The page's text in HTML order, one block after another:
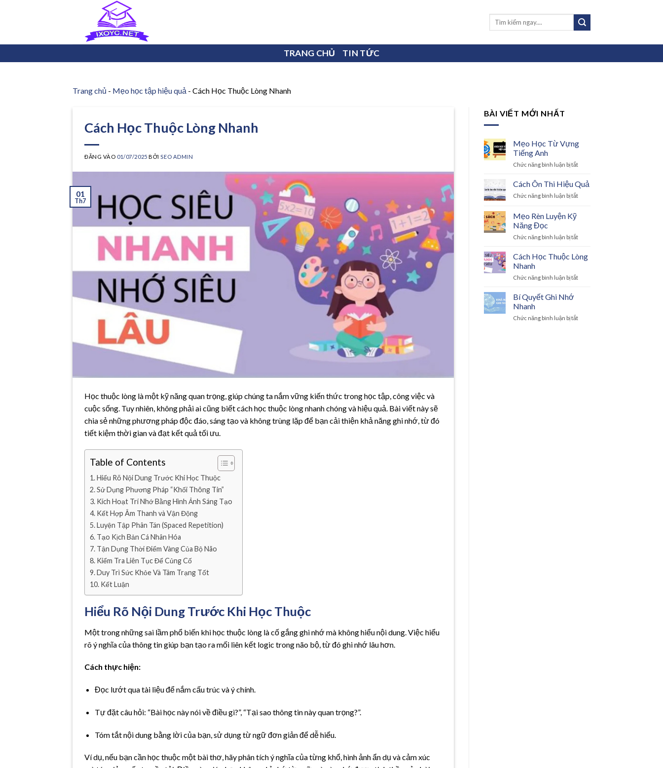
dung
TRANG CHỦ TIN TỨC
Trang chủ - Mẹo học tập hiệu quả - Cách Học Thuộc Lòng Nhanh
Cách Học Thuộc Lòng Nhanh
ĐĂNG VÀO 01/07/2025 BỞISEO ADMIN
01
Th7
Học thuộc lòng là một kỹ năng quan trọng, giúp chúng ta nắm vững kiến thức trong học tập, công việc và
cuộc sống. Tuy nhiên, không phải ai cũng biết cách học thuộc lòng nhanh chóng và hiệu quả. Bài viết này sẽ
chia sẻ những phương pháp độc đáo, sáng tạo và không trùng lặp để bạn cải thiện khả năng ghi nhớ, từ đó
tiết kiệm thời gian và đạt kết quả tối ưu.
Table of Contents
Hiểu Rõ Nội Dung Trước Khi Học Thuộc
Sử Dụng Phương Pháp “Khối Thông Tin”
Kích Hoạt Trí Nhớ Bằng Hình Ảnh Sáng Tạo
Kết Hợp Âm Thanh và Vận Động
Luyện Tập Phân Tán (Spaced Repetition)
Tạo Kịch Bản Cá Nhân Hóa
Tận Dụng Thời Điểm Vàng Của Bộ Não
Kiểm Tra Liên Tục Để Củng Cố
Duy Trì Sức Khỏe Và Tâm Trạng Tốt
Kết Luận
Hiểu Rõ Nội Dung Trước Khi Học Thuộc
Một trong những sai lầm phổ biến khi học thuộc lòng là cố gắng ghi nhớ mà không hiểu nội dung. Việc hiểu
rõ ý nghĩa của thông tin giúp bạn tạo ra mối liên kết logic trong não bộ, từ đó ghi nhớ lâu hơn.
Cách thực hiện:
Đọc lướt qua tài liệu để nắm cấu trúc và ý chính.
Tự đặt câu hỏi: “Bài học này nói về điều gì?”, “Tại sao thông tin này quan trọng?”.
Tóm tắt nội dung bằng lời của bạn, sử dụng từ ngữ đơn giản để dễ hiểu.
Ví dụ, nếu bạn cần học thuộc một bài thơ, hãy phân tích ý nghĩa của từng khổ, hình ảnh ẩn dụ và cảm xúc
BÀI VIẾT MỚI NHẤT
Mẹo Học Từ Vựng
Tiếng Anh
Chức năng bình luận bị tắtở
Học
Từ
Vựng
Cách Ôn Thi Hiệu Quả
Chức năng bình luận bị tắtở
Quả
Mẹo Rèn Luyện Kỹ
Năng Đọc
Chức năng bình luận bị tắtở
Rèn
Luyện
Năng
Cách Học Thuộc Lòng
Nhanh
Chức năng bình luận bị tắtở
Nhanh
Bí Quyết Ghi Nhớ
Nhanh
Chức năng bình luận bị tắtở